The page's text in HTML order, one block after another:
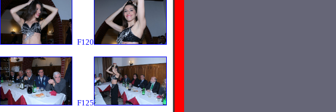
F120
F125